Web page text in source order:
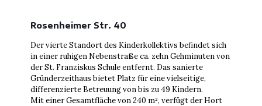
Rosenheimer Str. 40
Der vierte Standort des Kinderkollektivs befindet sich
in einer ruhigen Nebenstraße ca. zehn Gehminuten von
der St. Franziskus Schule entfernt. Das sanierte
Gründerzeithaus bietet Platz für eine vielseitige,
differenzierte Betreuung von bis zu 49 Kindern.
Mit einer Gesamtfläche von 240 m², verfügt der Hort